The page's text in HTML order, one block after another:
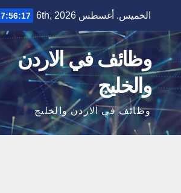
content
الخميس. أغسطس 6th, 2026 7:56:18 AM
وظائف في الاردن
والخليج
وظائف في الاردن والخليج